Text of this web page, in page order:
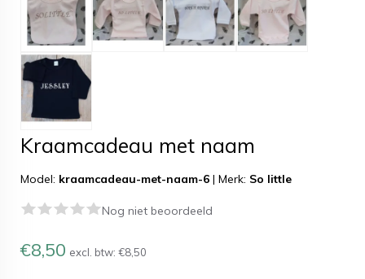
Kraamcadeau met naam
Model: kraamcadeau-met-naam-6 | Merk: So little
Nog niet beoordeeld
€8,50 excl. btw: €8,50